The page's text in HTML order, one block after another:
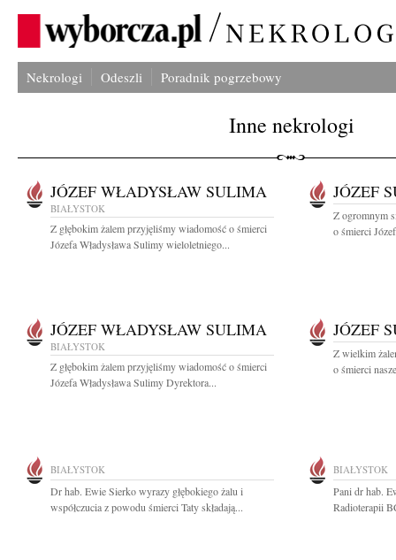
Nekrologi Odeszli Poradnik pogrzebowy
Inne nekrologi
JÓZEF WŁADYSŁAW SULIMA
BIAŁYSTOK
Z głębokim żalem przyjęliśmy wiadomość o śmierci
Józefa Władysława Sulimy wieloletniego...
JÓZEF
Z ogromnym
o śmierci
JÓZEF WŁADYSŁAW SULIMA
BIAŁYSTOK
Z głębokim żalem przyjęliśmy wiadomość o śmierci
Józefa Władysława Sulimy Dyrektora...
JÓZEF
Z wielkim
o śmierci
BIAŁYSTOK
Dr hab. Ewie Sierko wyrazy głębokiego żalu i
współczucia z powodu śmierci Taty składają...
BIAŁYSTOK
Pani dr hab.
Radioterapii